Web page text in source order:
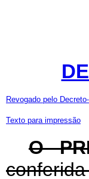
Revogado pelo
Texto para impressão
O